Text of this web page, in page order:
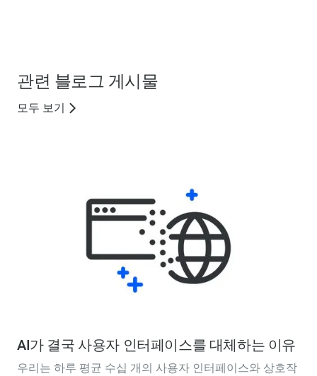
관련 블로그 게시물
모두 보기
AI가 결국 사용자 인터페이스를 대체하는 이유
우리는 하루 평균 수십 개의 사용자 인터페이스와 상호작